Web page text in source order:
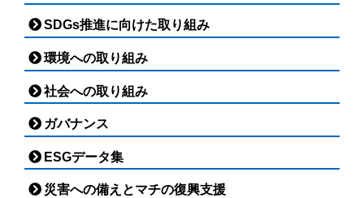
SDGs推進に向けた取り組み
環境への取り組み
社会への取り組み
ガバナンス
ESGデータ集
災害への備えとマチの復興支援